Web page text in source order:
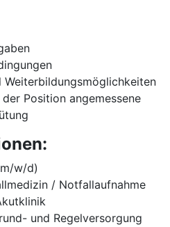
Position angemessene
w/d)
/ Notfallaufnahme
und Regelversorgung